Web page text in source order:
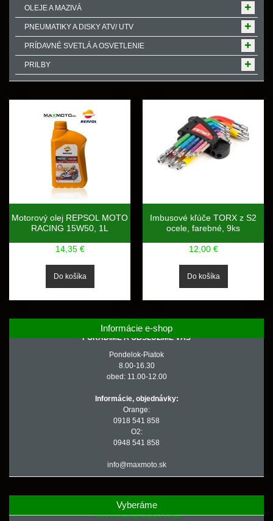
OLEJE A MAZIVÁ
PNEUMATIKY A DISKY ATV/ UTV
PRÍDAVNÉ SVETLÁ A OSVETLENIE
PRILBY
Motorový olej REPSOL MOTO
RACING 15W50, 1L
14,35 €
Imbusové kľúče TORX z S2
ocele, farebné, 9ks
12,00 €
Informácie e-shop
PORADÍME A OBSLÚŽIME VÁS
Pondelok-Piatok
8.00-16.30
obed: 11.00-12.00
Informácie, objednávky:
Orange:
0918 541 858
O2:
0948 541 858
info@maxmoto.sk
Vyberáme
NÁHRADNÉ DIELY PRE